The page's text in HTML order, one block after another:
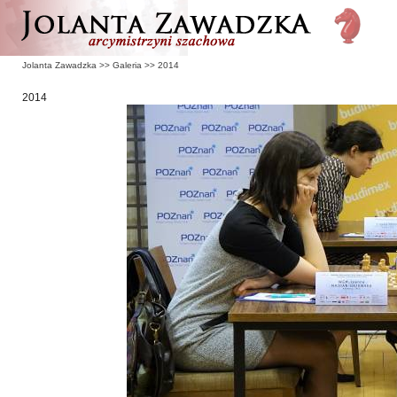
Jolanta Zawadzka >> Galeria >> 2014
2014